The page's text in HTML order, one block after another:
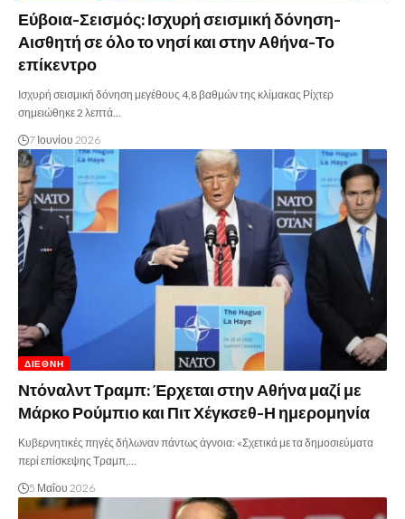
Εύβοια-Σεισμός: Ισχυρή σεισμική δόνηση-
Αισθητή σε όλο το νησί και στην Αθήνα-Το
επίκεντρο
Ισχυρή σεισμική δόνηση μεγέθους 4,8 βαθμών της κλίμακας Ρίχτερ
σημειώθηκε 2 λεπτά…
7 Ιουνίου 2026
ΔΙΕΘΝΉ
Ντόναλντ Τραμπ: Έρχεται στην Αθήνα μαζί με
Μάρκο Ρούμπιο και Πιτ Χέγκσεθ-Η ημερομηνία
Κυβερνητικές πηγές δήλωναν πάντως άγνοια: «Σχετικά με τα δημοσιεύματα
περί επίσκεψης Τραμπ,…
5 Μαΐου 2026